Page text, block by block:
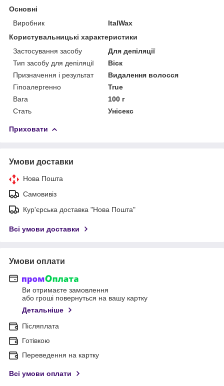
Основні
Виробник
ItalWax
Користувальницькі характеристики
Застосування засобу
Для депіляції
Тип засобу для депіляції
Віск
Призначення і результат
Видалення волосся
Гіпоалергенно
True
Вага
100 г
Стать
Унісекс
Приховати
Умови доставки
Нова Пошта
Самовивіз
Кур'єрська доставка "Нова Пошта"
Всі умови доставки
Умови оплати
Ви отримаєте замовлення
або гроші повернуться на вашу картку
Детальніше
Післяплата
Готівкою
Переведення на картку
Всі умови оплати